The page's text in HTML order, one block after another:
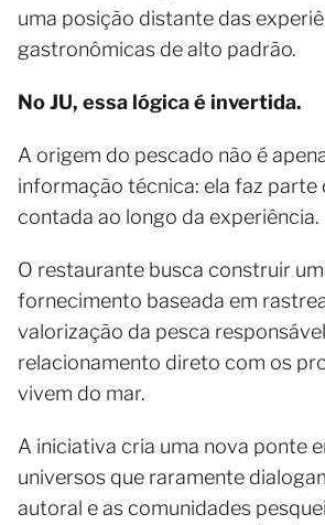
uma posição distante das
gastronômicas de alto padrão.
No JU, essa lógica é invertida.
A origem do pescado não é
informação técnica: ela faz parte
contada ao longo da experiência.
O restaurante busca construir
fornecimento baseada em
valorização da pesca
relacionamento direto com os
vivem do mar.
A iniciativa cria uma nova ponte
universos que raramente
autoral e as comunidades